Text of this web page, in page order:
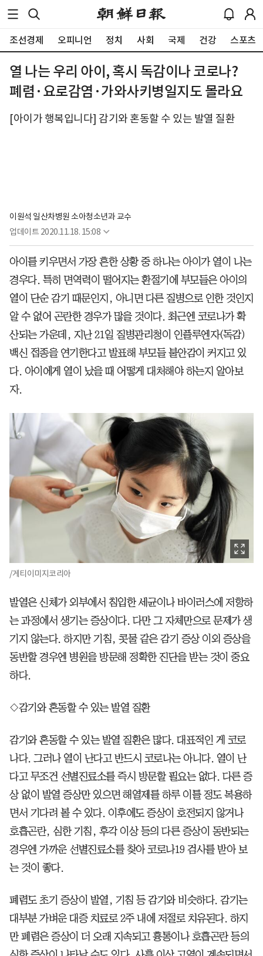
조선경제 오피니언 정치 사회 국제 건강 스포츠
열 나는 우리 아이, 혹시 독감이나 코로나?
폐렴·요로감염·가와사키병일지도 몰라요
[아이가 행복입니다] 감기와 혼동할 수 있는 발열 질환
이원석 일산차병원 소아청소년과 교수
업데이트 2020.11.18. 15:08
아이를 키우면서 가장 흔한 상황 중 하나는 아이가 열이 나는
경우다. 특히 면역력이 떨어지는 환절기에 부모들은 아이의
열이 단순 감기 때문인지, 아니면 다른 질병으로 인한 것인지
알 수 없어 곤란한 경우가 많을 것이다. 최근엔 코로나가 확
산되는 가운데, 지난 21일 질병관리청이 인플루엔자(독감)
백신 접종을 연기한다고 발표해 부모들 불안감이 커지고 있
다. 아이에게 열이 났을 때 어떻게 대처해야 하는지 알아보
자.
/게티이미지코리아
발열은 신체가 외부에서 침입한 세균이나 바이러스에 저항하
는 과정에서 생기는 증상이다. 다만 그 자체만으로 문제가 생
기지 않는다. 하지만 기침, 콧물 같은 감기 증상 이외 증상을
동반할 경우엔 병원을 방문해 정확한 진단을 받는 것이 중요
하다.
◇감기와 혼동할 수 있는 발열 질환
감기와 혼동할 수 있는 발열 질환은 많다. 대표적인 게 코로
나다. 그러나 열이 난다고 반드시 코로나는 아니다. 열이 난
다고 무조건 선별진료소를 즉시 방문할 필요는 없다. 다른 증
상 없이 발열 증상만 있으면 해열제를 하루 이틀 정도 복용하
면서 기다려 볼 수 있다. 이후에도 증상이 호전되지 않거나
호흡곤란, 심한 기침, 후각 이상 등의 다른 증상이 동반되는
경우엔 가까운 선별진료소를 찾아 코로나19 검사를 받아 보
는 것이 좋다.
폐렴도 초기 증상이 발열, 기침 등 감기와 비슷하다. 감기는
대부분 가벼운 대증 치료로 2주 내에 저절로 치유된다. 하지
만 폐렴은 증상이 더 오래 지속되고 흉통이나 호흡곤란 등의